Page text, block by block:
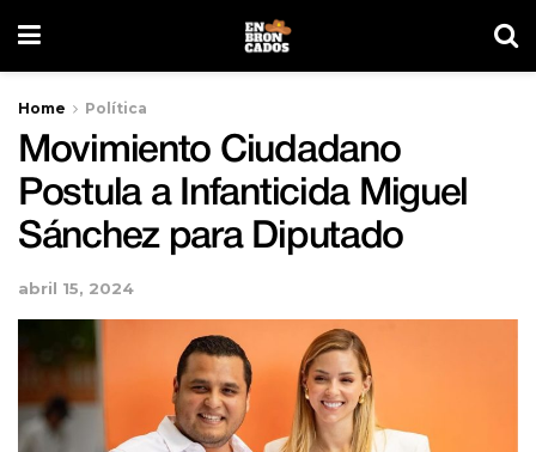
Home Política
Movimiento Ciudadano
Postula a Infanticida Miguel
Sánchez para Diputado
abril 15, 2024